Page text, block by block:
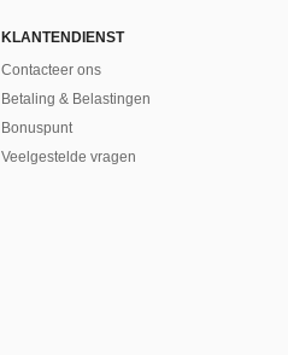
KLANTENDIENST
Contacteer ons
Betaling & Belastingen
Bonuspunt
Veelgestelde vragen